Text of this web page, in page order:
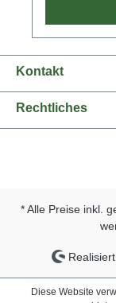
Kontakt
Rechtliches
* Alle Preise inkl.
Diese Website